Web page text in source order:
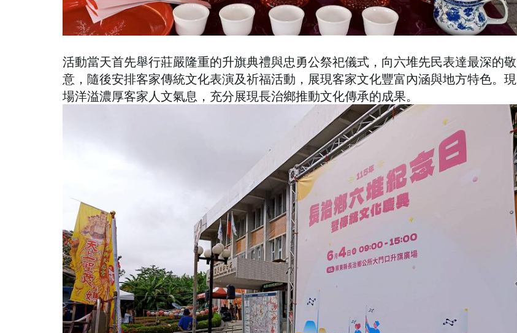
活動當天首先舉行莊嚴隆重的升旗典禮與忠勇公祭祀儀式，向六堆先民表達最深的敬
意，隨後安排客家傳統文化表演及祈福活動，展現客家文化豐富內涵與地方特色。現
場洋溢濃厚客家人文氣息，充分展現長治鄉推動文化傳承的成果。